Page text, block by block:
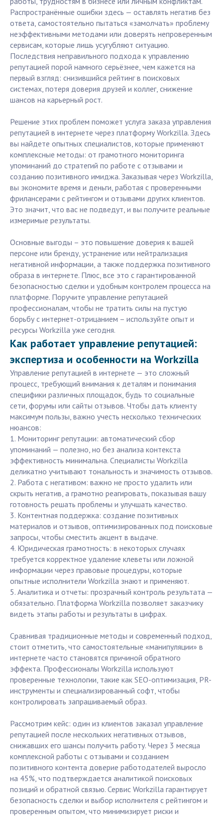
Распространённые ошибки здесь — оставлять негатив без
ответа, самостоятельно пытаться «замолчать» проблему
неэффективными методами или доверять непроверенным
сервисам, которые лишь усугубляют ситуацию.
Последствия неправильного подхода к управлению
репутацией порой намного серьёзнее, чем кажется на
первый взгляд: снизившийся рейтинг в поисковых
системах, потеря доверия друзей и коллег, снижение
шансов на карьерный рост.
Решение этих проблем поможет услуга заказа управления
репутацией в интернете через платформу Workzilla. Здесь
вы найдете опытных специалистов, которые применяют
комплексные методы: от грамотного мониторинга
упоминаний до стратегий по работе с отзывами и
созданию позитивного имиджа. Заказывая через Workzilla,
вы экономите время и деньги, работая с проверенными
фрилансерами с рейтингом и отзывами других клиентов.
Это значит, что вас не подведут, и вы получите реальные
измеримые результаты.
Основные выгоды – это повышение доверия к вашей
персоне или бренду, устранение или нейтрализация
негативной информации, а также поддержка позитивного
образа в интернете. Плюс, все это с гарантированной
безопасностью сделки и удобным контролем процесса на
платформе. Поручите управление репутацией
профессионалам, чтобы не тратить силы на пустую
борьбу с интернет-отрицанием – используйте опыт и
ресурсы Workzilla уже сегодня.
Как работает управление репутацией:
экспертиза и особенности на Workzilla
Управление репутацией в интернете — это сложный
процесс, требующий внимания к деталям и понимания
специфики различных площадок, будь то социальные
сети, форумы или сайты отзывов. Чтобы дать клиенту
максимум пользы, важно учесть несколько технических
нюансов:
1. Мониторинг репутации: автоматический сбор
упоминаний — полезно, но без анализа контекста
эффективность минимальна. Специалисты Workzilla
деликатно учитывают тональность и значимость отзывов.
2. Работа с негативом: важно не просто удалить или
скрыть негатив, а грамотно реагировать, показывая вашу
готовность решать проблемы и улучшать качество.
3. Контентная поддержка: создание позитивных
материалов и отзывов, оптимизированных под поисковые
запросы, чтобы сместить акцент в выдаче.
4. Юридическая грамотность: в некоторых случаях
требуется корректное удаление клеветы или ложной
информации через правовые процедуры, которые
опытные исполнители Workzilla знают и применяют.
5. Аналитика и отчеты: прозрачный контроль результата —
обязательно. Платформа Workzilla позволяет заказчику
видеть этапы работы и результаты в цифрах.
Сравнивая традиционные методы и современный подход,
стоит отметить, что самостоятельные «манипуляции» в
интернете часто становятся причиной обратного
эффекта. Профессионалы Workzilla используют
проверенные технологии, такие как SEO-оптимизация, PR-
инструменты и специализированный софт, чтобы
контролировать запрашиваемый образ.
Рассмотрим кейс: один из клиентов заказал управление
репутацией после нескольких негативных отзывов,
снижавших его шансы получить работу. Через 3 месяца
комплексной работы с отзывами и созданием
позитивного контента доверие работодателей выросло
на 45%, что подтверждается аналитикой поисковых
позиций и обратной связью. Сервис Workzilla гарантирует
безопасность сделки и выбор исполнителя с рейтингом и
проверенным опытом, что минимизирует риски и